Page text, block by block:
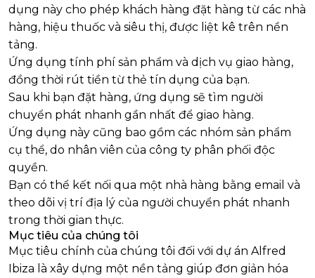
dụng này cho phép khách hàng đặt hàng từ các nhà
hàng, hiệu thuốc và siêu thị, được liệt kê trên nền
tảng.
Ứng dụng tính phí sản phẩm và dịch vụ giao hàng,
đồng thời rút tiền từ thẻ tín dụng của bạn.
Sau khi bạn đặt hàng, ứng dụng sẽ tìm người
chuyển phát nhanh gần nhất để giao hàng.
Ứng dụng này cũng bao gồm các nhóm sản phẩm
cụ thể, do nhân viên của công ty phân phối độc
quyền.
Bạn có thể kết nối qua một nhà hàng bằng email và
theo dõi vị trí địa lý của người chuyển phát nhanh
trong thời gian thực.
Mục tiêu của chúng tôi
Mục tiêu chính của chúng tôi đối với dự án Alfred
Ibiza là xây dựng một nền tảng giúp đơn giản hóa